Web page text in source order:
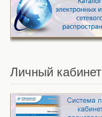
Личный кабинет